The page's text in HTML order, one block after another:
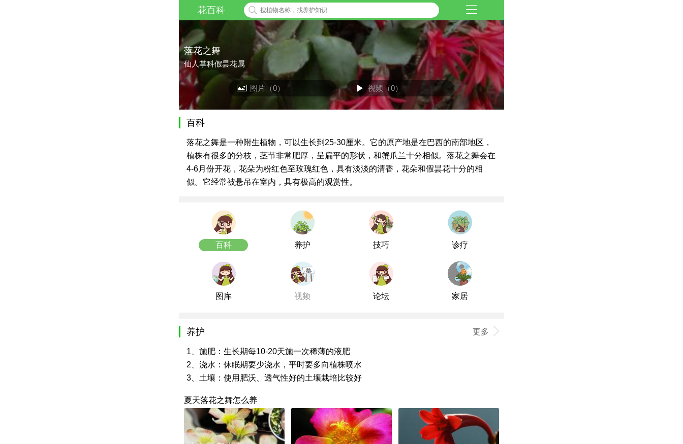
花百科
落花之舞
仙人掌科假昙花属
图片（0） 视频（0）
百科
落花之舞是一种附生植物，可以生长到25-30厘米。它的原产地是在巴西的南部地区，
植株有很多的分枝，茎节非常肥厚，呈扁平的形状，和蟹爪兰十分相似。落花之舞会在
4-6月份开花，花朵为粉红色至玫瑰红色，具有淡淡的清香，花朵和假昙花十分的相
似。它经常被悬吊在室内，具有极高的观赏性。
百科 养护 技巧 诊疗
图库 视频 论坛 家居
养护 更多
1、施肥：生长期每10-20天施一次稀薄的液肥
2、浇水：休眠期要少浇水，平时要多向植株喷水
3、土壤：使用肥沃、透气性好的土壤栽培比较好
夏天落花之舞怎么养